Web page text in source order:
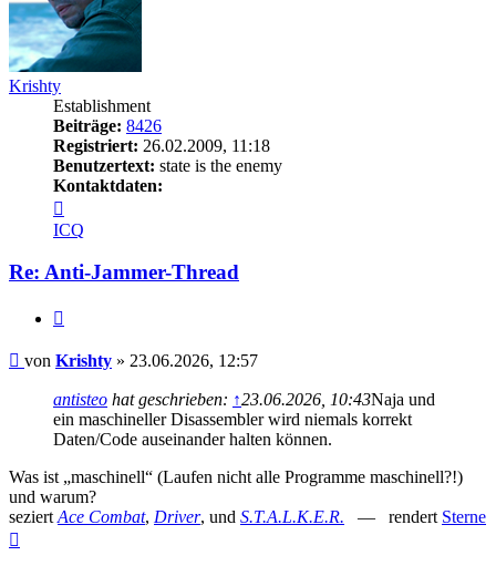
Krishty
Establishment
Beiträge: 8426
Registriert: 26.02.2009, 11:18
Benutzertext: state is the enemy
Kontaktdaten:
von
Krishty
ICQ
Re: Anti-Jammer-Thread
Beitrag
von Krishty » 23.06.2026, 12:57
antisteo hat geschrieben: ↑23.06.2026, 10:43Naja und
ein maschineller Disassembler wird niemals korrekt
Daten/Code auseinander halten können.
Was ist „maschinell“ (Laufen nicht alle Programme maschinell?!)
und warum?
seziert Ace Combat, Driver, und S.T.A.L.K.E.R. — rendert Sterne